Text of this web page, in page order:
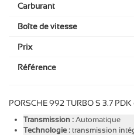
Carburant
Boîte de vitesse
Prix
Référence
PORSCHE 992 TURBO S 3.7
Transmission : Automatique
Technologie : transmission